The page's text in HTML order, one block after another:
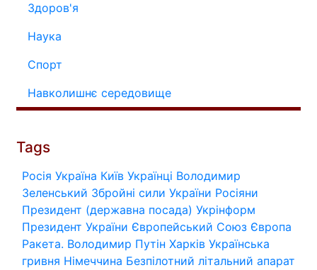
Здоров'я
Наука
Спорт
Навколишнє середовище
Tags
Росія Україна Київ Українці Володимир
Зеленський Збройні сили України Росіяни
Президент (державна посада) Укрінформ
Президент України Європейський Союз Європа
Ракета. Володимир Путін Харків Українська
гривня Німеччина Безпілотний літальний апарат